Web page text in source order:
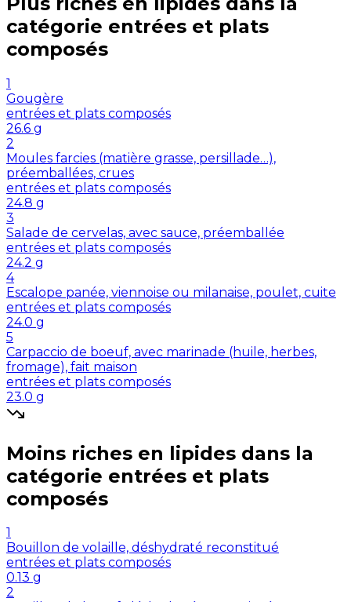
catégorie entrées et plats
composés
1
Gougère
entrées et plats composés
26.6 g
2
Moules farcies (matière grasse, persillade…),
préemballées, crues
entrées et plats composés
24.8 g
3
Salade de cervelas, avec sauce, préemballée
entrées et plats composés
24.2 g
4
Escalope panée, viennoise ou milanaise, poulet, cuite
entrées et plats composés
24.0 g
5
Carpaccio de boeuf, avec marinade (huile, herbes,
fromage), fait maison
entrées et plats composés
23.0 g
Moins riches en lipides dans la
catégorie entrées et plats
composés
1
Bouillon de volaille, déshydraté reconstitué
entrées et plats composés
0.13 g
2